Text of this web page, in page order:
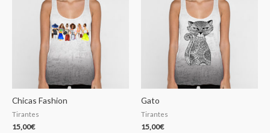
Chicas Fashion
Tirantes
15,00€
Gato
Tirantes
15,00€